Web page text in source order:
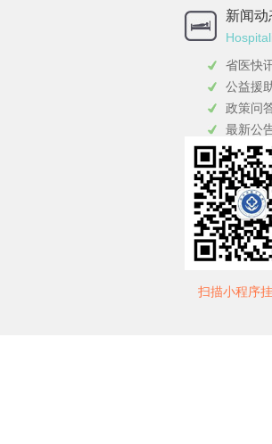
新闻动
省医快
公益援
政策问
最新公
扫描小程序